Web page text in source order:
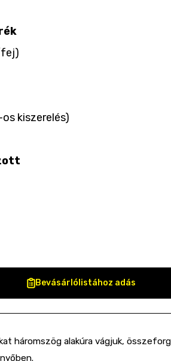
)
kiszerelés)
Bevásárlólistához adás
háromszög alakúra vágjuk,